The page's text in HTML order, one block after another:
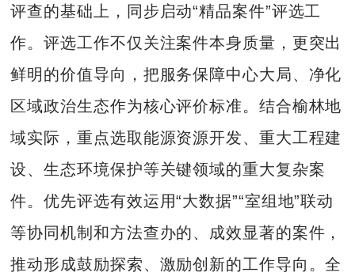
评查的基础上，同步启动“精品案件”评选工
作。评选工作不仅关注案件本身质量，更突出
鲜明的价值导向，把服务保障中心大局、净化
区域政治生态作为核心评价标准。结合榆林地
域实际，重点选取能源资源开发、重大工程建
设、生态环境保护等关键领域的重大复杂案
件。优先评选有效运用“大数据”“室组地”联动
等协同机制和方法查办的、成效显著的案件，
推动形成鼓励探索、激励创新的工作导向。全